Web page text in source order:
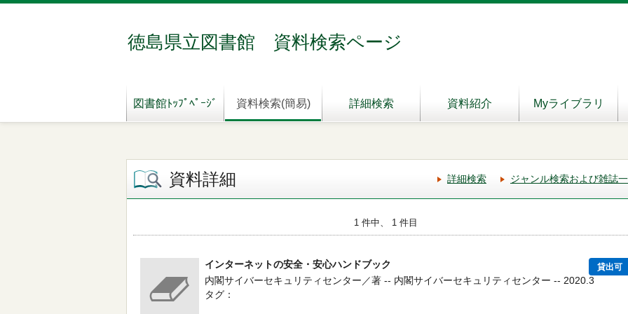
徳島県立図書館 資料検索ページ
図書館ﾄｯﾌﾟﾍﾟｰｼﾞ 資料検索(簡易) 詳細検索 資料紹介 Myライブラリ
資料詳細 詳細検索 ジャンル検索および雑誌
1 件中、 1 件目
インターネットの安全・安心ハンドブック 貸出可
内閣サイバーセキュリティセンター／著 -- 内閣サイバーセキュリティセンター -- 2020.3
タグ